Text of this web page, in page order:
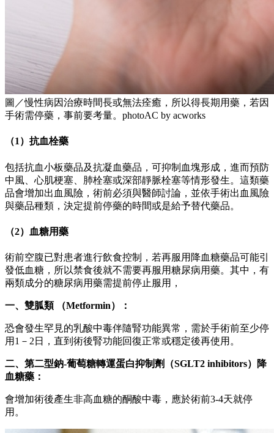
圖／慢性病因治療時間長或無法痊癒，所以得長期用藥，若因
手術需停藥，事前要考量。photoAC by acworks
（1）抗血栓藥
包括抗血小板藥品及抗凝血藥品，可抑制血塊形成，進而預防
中風、心肌梗塞、肺栓塞或深部靜脈栓塞等情形發生。這類藥
品會增加出血風險，術前必須與醫師討論，並依手術出血風險
與藥品種類，決定提前停藥的時間或是給予替代藥品。
（2）血糖用藥
術前空腹已對患者進行飲食控制，若再服用降血糖藥品可能引
發低血糖，所以禁食後就不需要再服用糖尿病用藥。其中，有
兩類成分的糖尿病用藥需提前停止服用，
一、雙胍類 （Metformin）：
恐會發生罕見的乳酸中毒伴隨腎功能異常，需於手術前至少停
用1－2日，直到術後腎功能回復正常或穩定後再使用。
二、第二型鈉-葡萄糖轉運蛋白抑制劑（SGLT2 inhibitors）降
血糖藥：
會增加術後產生非高血糖的酮酸中毒，應於術前3-4天就停
用。